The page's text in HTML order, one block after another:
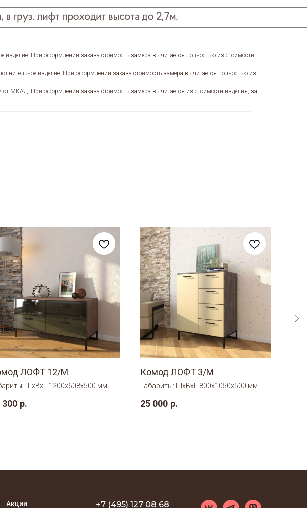
изделие. При оформлении заказа стоимость замера вычитается полностью из стоимости
изделие. При оформлении заказа стоимость замера вычитается полностью из
МКАД. При оформлении заказа стоимость замера вычитается из стоимости изделия, за
ЛОФТ 12/М
ШхВхГ 1200х608х500 мм.
300 р.
Комод ЛОФТ 3/М
Габариты: ШхВхГ 800х1050х500 мм.
25 000 р.
Акции +7 (495) 127 08 68